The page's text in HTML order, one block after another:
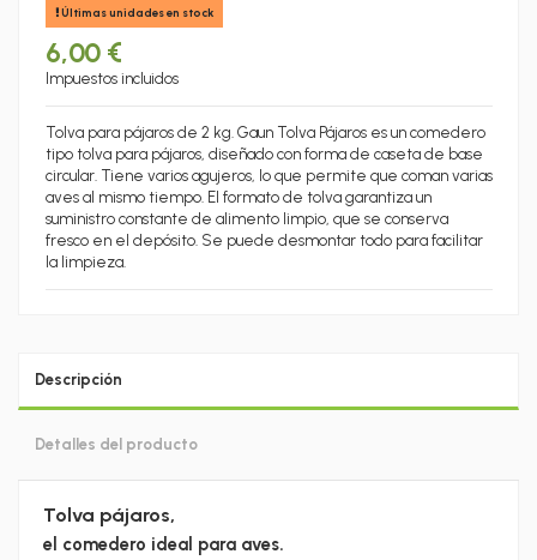
Últimas unidades en stock
6,00 €
Impuestos incluidos
Tolva para pájaros de 2 kg. Gaun Tolva Pájaros es un comedero
tipo tolva para pájaros, diseñado con forma de caseta de base
circular. Tiene varios agujeros, lo que permite que coman varias
aves al mismo tiempo. El formato de tolva garantiza un
suministro constante de alimento limpio, que se conserva
fresco en el depósito. Se puede desmontar todo para facilitar
la limpieza.
Descripción
Detalles del producto
Tolva pájaros,
el comedero ideal para aves.